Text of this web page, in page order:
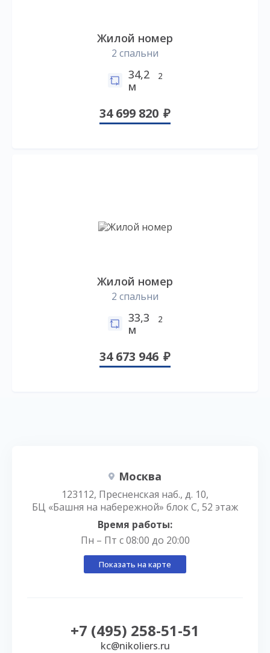
Жилой номер
2 спальни
34,2
м
2
34 699 820
Жилой номер
2 спальни
33,3
м
2
34 673 946
Москва
123112, Пресненская наб., д. 10,
БЦ «Башня на набережной» блок С, 52 этаж
Время работы:
Пн – Пт с 08:00 до 20:00
Показать на карте
+7 (495) 258-51-51
kc@nikoliers.ru